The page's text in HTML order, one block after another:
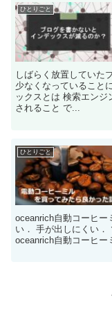
ひとりごと
しばらく放置していた
少なくなっていること
ックスとは 検索エン
されること で...
ひとりごと
oceanrich自動コーヒー
い． 手が出しにくい．
oceanrich自動コーヒー